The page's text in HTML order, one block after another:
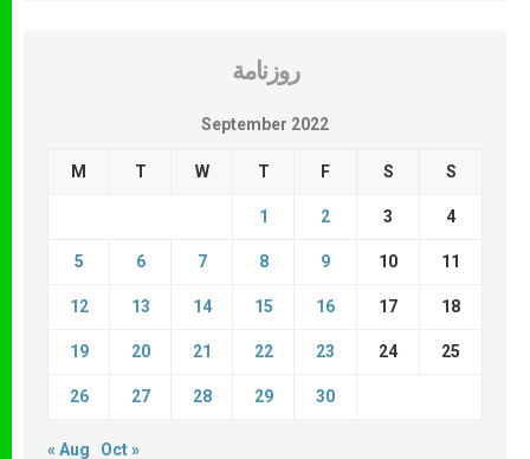
روزنامة
September 2022
M T W T F S S
1 2 3 4
5 6 7 8 9 10 11
12 13 14 15 16 17 18
19 20 21 22 23 24 25
26 27 28 29 30
« Aug Oct »